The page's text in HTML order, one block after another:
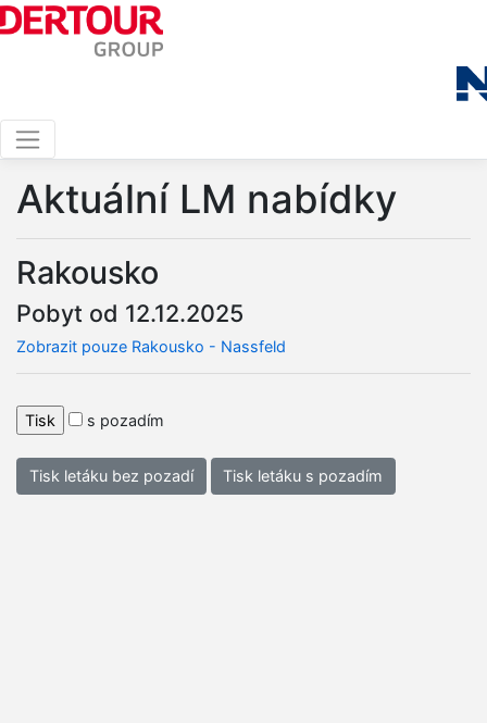
Aktuální LM nabídky
Rakousko
Pobyt od 12.12.2025
Zobrazit pouze Rakousko - Nassfeld
s pozadím
Tisk letáku bez pozadí Tisk letáku s pozadím